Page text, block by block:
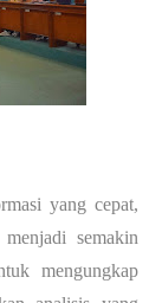
yang cepat,
semakin
mengungkap